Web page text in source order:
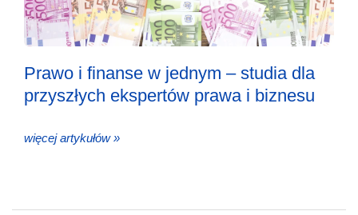
Prawo i finanse w jednym – studia dla
przyszłych ekspertów prawa i biznesu
więcej artykułów »